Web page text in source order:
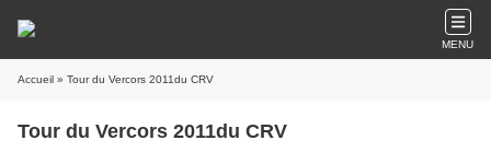
MENU
Accueil » Tour du Vercors 2011du CRV
Tour du Vercors 2011du CRV